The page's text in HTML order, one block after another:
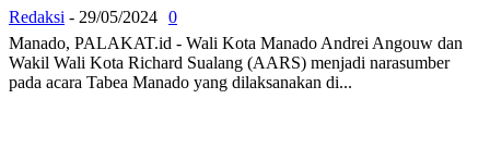
Redaksi - 29/05/2024 0
Manado, PALAKAT.id - Wali Kota Manado Andrei Angouw dan
Wakil Wali Kota Richard Sualang (AARS) menjadi narasumber
pada acara Tabea Manado yang dilaksanakan di...